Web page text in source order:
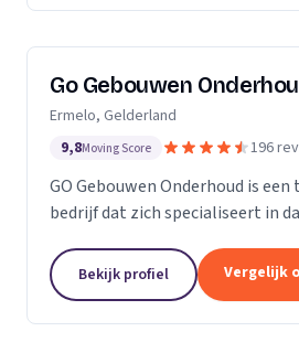
Go Gebouwen
Ermelo, Gelderland
9,8Moving Score 196
GO Gebouwen Onderhoud is
bedrijf dat zich specialiseert in
samenhangt. Met onze
we ervoor dat uw pand...
Bekijk profiel Vergelijk